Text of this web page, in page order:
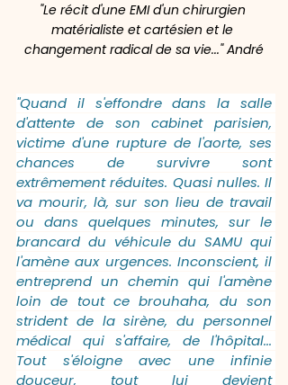
"Le récit d'une EMI d'un chirurgien
matérialiste et cartésien et le
changement radical de sa vie..." André
"Quand il s'effondre dans la salle
d'attente de son cabinet parisien,
victime d'une rupture de l'aorte, ses
chances de survivre sont
extrêmement réduites. Quasi nulles. Il
va mourir, là, sur son lieu de travail
ou dans quelques minutes, sur le
brancard du véhicule du SAMU qui
l'amène aux urgences. Inconscient, il
entreprend un chemin qui l'amène
loin de tout ce brouhaha, du son
strident de la sirène, du personnel
médical qui s'affaire, de l'hôpital...
Tout s'éloigne avec une infinie
douceur, tout lui devient